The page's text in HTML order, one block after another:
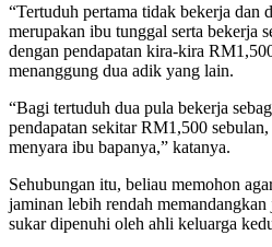
“Tertuduh pertama tidak bekerja dan
merupakan ibu tunggal serta bekerja
dengan pendapatan kira-kira
menanggung dua adik yang lain.
“Bagi tertuduh dua pula bekerja
pendapatan sekitar RM1,500
menyara ibu bapanya,” katanya.
Sehubungan itu, beliau memohon
jaminan lebih rendah
sukar dipenuhi oleh ahli keluarga